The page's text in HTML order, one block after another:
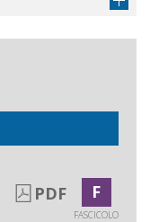
PDF F
FASCICOLO